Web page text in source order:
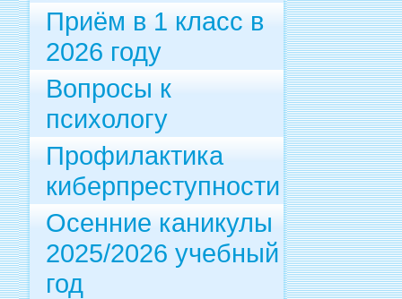
Приём в 1 класс в
2026 году
Вопросы к
психологу
Профилактика
киберпреступности
Осенние каникулы
2025/2026 учебный
год